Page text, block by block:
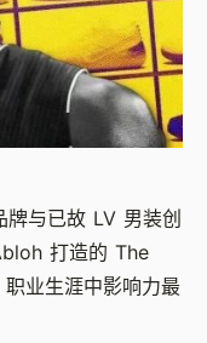
牌与已故 LV 男装创
打造的 The
业生涯中影响力最